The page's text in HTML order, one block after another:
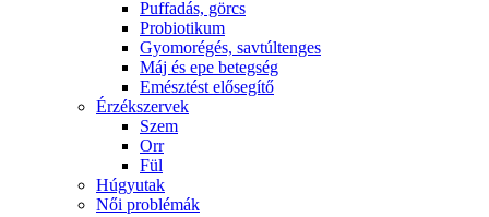
Puffadás, görcs
Probiotikum
Gyomorégés, savtúltenges
Máj és epe betegség
Emésztést elősegítő
Érzékszervek
Szem
Orr
Fül
Húgyutak
Női problémák